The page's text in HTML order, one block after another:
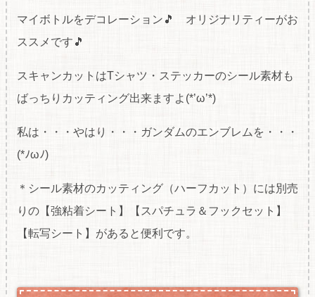
マイボトルをデコレーション🎵 オリジナリティーがお
ススメです🎵
スキャンカットはTシャツ・ステッカーのシール素材も
ばっちりカッティング出来ますよ(*’ω’*)
私は・・・やはり・・・ガンダムのエンブレムを・・・
(*ﾉωﾉ)
＊シール素材のカッティング（ハーフカット）には別売
りの【強粘着シート】【スパチュラ＆フックセット】
【転写シート】があると便利です。